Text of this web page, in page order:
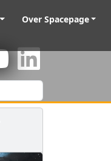
Over Spacepage